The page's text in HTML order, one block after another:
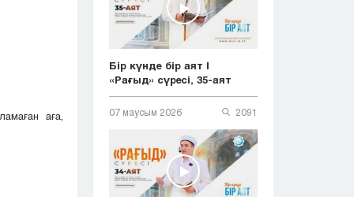
аға,
Бір күнде бір аят |
«Рағыд» сүресі, 35-аят
07 маусым 2026 2091